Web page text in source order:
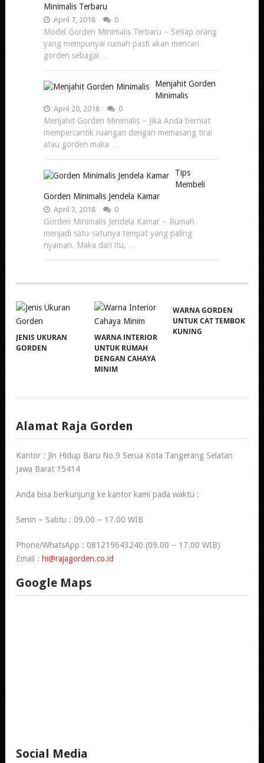
Minimalis Terbaru
April 7, 2018 0
Model Gorden Minimalis Terbaru – Setiap orang
yang mempunyai rumah pasti akan mencari
gorden sebagai …
Menjahit Gorden
Minimalis
April 20, 2018 0
Menjahit Gorden Minimalis – Jika Anda berniat
mempercantik ruangan dengan memasang tirai
atau gorden maka …
Tips
Membeli
Gorden Minimalis Jendela Kamar
April 3, 2018 0
Gorden Minimalis Jendela Kamar – Rumah
menjadi satu-satunya tempat yang paling
nyaman. Maka dari itu, …
JENIS UKURAN
GORDEN
WARNA INTERIOR
UNTUK RUMAH
DENGAN CAHAYA
MINIM
WARNA GORDEN
UNTUK CAT TEMBOK
KUNING
Alamat Raja Gorden
Kantor : Jln Hidup Baru No.9 Serua Kota Tangerang Selatan
Jawa Barat 15414
Anda bisa berkunjung ke kantor kami pada waktu :
Senin – Sabtu : 09.00 – 17.00 WIB
Phone/WhatsApp : 081219643240 (09.00 – 17.00 WIB)
Email : hi@rajagorden.co.id
Google Maps
Social Media